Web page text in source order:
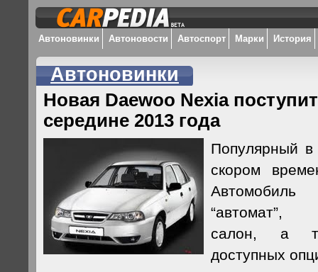
Автоновинки Автоновости Автоспорт Марки История
Автоновинки
Новая Daewoo Nexia
середине 2013 года
Популярный
скором
Автомобиль
“автомат”,
салон, а
доступных